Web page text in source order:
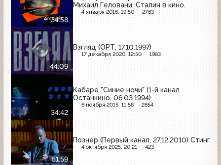
34:58
Михаил Геловани. Сталин в кино.
4 января 2016, 19:50 2763
44:09
Взгляд (ОРТ, 17.10.1997)
17 декабря 2020, 12:50 1983
34:42
Кабаре "Синие ночи" (1-й канал
Останкино, 06.03.1994)
6 ноября 2015, 11:58 2654
51:59
Познер (Первый канал, 27.12.2010) Стинг
4 октября 2025, 20:21 423